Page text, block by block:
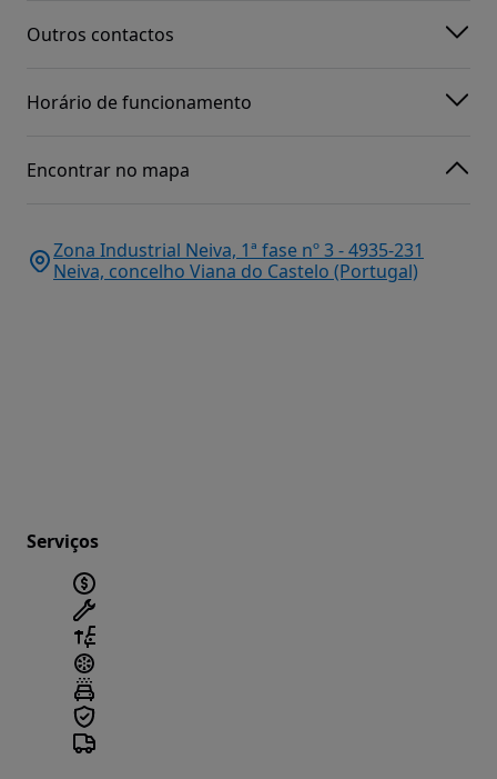
Outros contactos
Horário de funcionamento
Encontrar no mapa
Zona Industrial Neiva, 1ª fase nº 3 - 4935-231
Neiva, concelho Viana do Castelo (Portugal)
Serviços